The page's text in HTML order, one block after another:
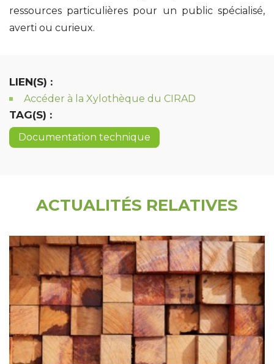
ressources particulières pour un public spécialisé,
averti ou curieux.
LIEN(S) :
Accéder à la Xylothèque du CIRAD
TAG(S) :
Documentation technique
ACTUALITÉS RELATIVES